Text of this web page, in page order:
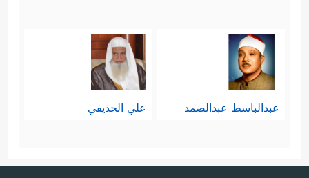
عبدالباسط عبدالصمد علي الحذيفي